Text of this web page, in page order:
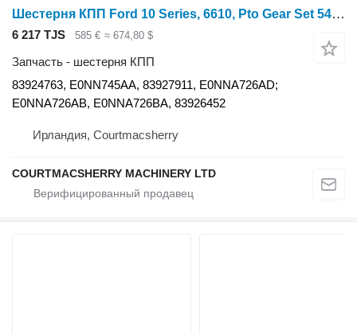
Шестерня КПП Ford 10 Series, 6610, Pto Gear Set 540/1000rpm 83924763, 83927911, 83 для трактора колесного
6 217 TJS 585 € ≈ 674,80 $
Запчасть - шестерня КПП
83924763, E0NN745AA, 83927911, E0NNA726AD;
E0NNA726AB, E0NNA726BA, 83926452
Ирландия, Courtmacsherry
COURTMACSHERRY MACHINERY LTD